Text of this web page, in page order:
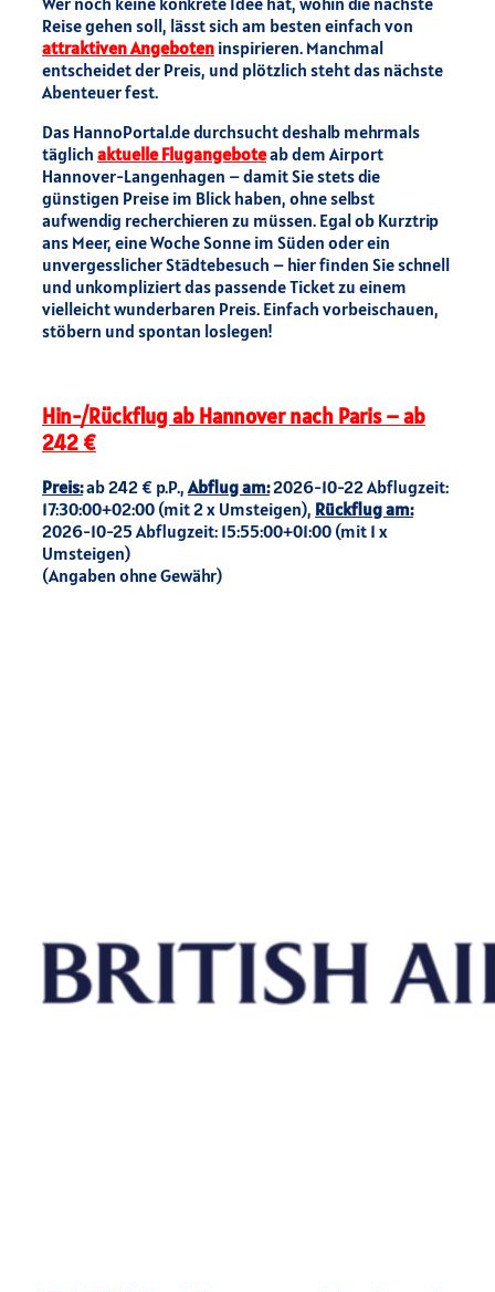
Reise gehen soll, lässt sich am besten einfach von
attraktiven Angeboten inspirieren. Manchmal
entscheidet der Preis, und plötzlich steht das nächste
Abenteuer fest.
Das HannoPortal.de durchsucht deshalb mehrmals
täglich aktuelle Flugangeboteab dem Airport
Hannover-Langenhagen – damit Sie stets die
günstigen Preise im Blick haben, ohne selbst
aufwendig recherchieren zu müssen. Egal ob Kurztrip
ans Meer, eine Woche Sonne im Süden oder ein
unvergesslicher Städtebesuch – hier finden Sie schnell
und unkompliziert das passende Ticket zu einem
vielleicht wunderbaren Preis. Einfach vorbeischauen,
stöbern und spontan loslegen!
Hin-/Rückflug ab Hannover nach Paris – ab
242 €
Preis:ab 242 € p.P.,Abflug am:2026-10-22 Abflugzeit:
17:30:00+02:00 (mit 2 x Umsteigen), Rückflug am:
2026-10-25 Abflugzeit: 15:55:00+01:00 (mit 1 x
Umsteigen)
(Angaben ohne Gewähr)